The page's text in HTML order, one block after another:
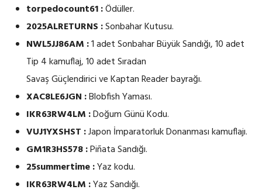
torpedocount61 :Ödüller.
2025ALRETURNS :Sonbahar Kutusu.
NWL5JJ86AM :1 adet Sonbahar Büyük Sandığı, 10 adet
Tip 4 kamuflaj, 10 adet Sıradan
Savaş Güçlendirici ve Kaptan Reader bayrağı.
XAC8LE6JGN :Blobfish Yaması.
IKR63RW4LM :Doğum Günü Kodu.
VUJ1YXSHST :Japon İmparatorluk Donanması kamuflajı.
GM1R3HS578 :Piñata Sandığı.
25summertime :Yaz kodu.
IKR63RW4LM :Yaz Sandığı.